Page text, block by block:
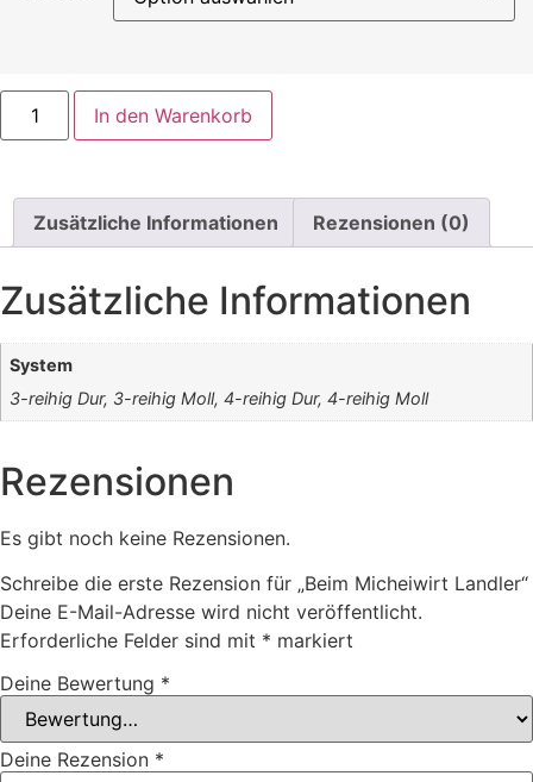
Beim
Micheiwirt
Landler
In den Warenkorb
Zusätzliche Informationen Rezensionen (0)
Zusätzliche Informationen
System
3-reihig Dur, 3-reihig Moll, 4-reihig Dur, 4-reihig Moll
Rezensionen
Es gibt noch keine Rezensionen.
Schreibe die erste Rezension für „Beim Micheiwirt Landler“
Deine E-Mail-Adresse wird nicht veröffentlicht.
Erforderliche Felder sind mit * markiert
Deine Bewertung *
Deine Rezension *